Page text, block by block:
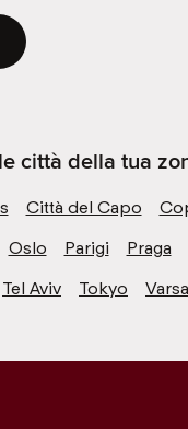
città della tua
Città del Capo
Oslo Parigi Praga
Tel Aviv Tokyo